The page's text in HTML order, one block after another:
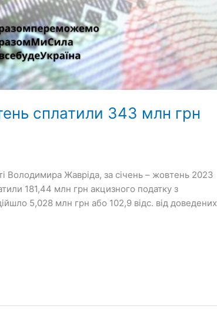
сплатили 343 млн грн
Володимира Жавріда, за січень – жовтень 2023
181,44 млн грн акцизного податку з
5,028 млн грн або 102,9 відс. від доведених